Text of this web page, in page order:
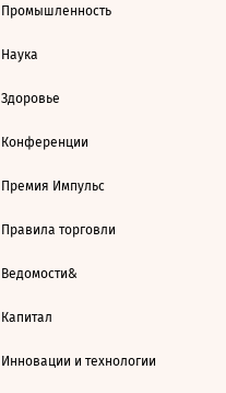
Промышленность
Наука
Здоровье
Конференции
Премия Импульс
Правила торговли
Ведомости&
Капитал
Инновации и технологии